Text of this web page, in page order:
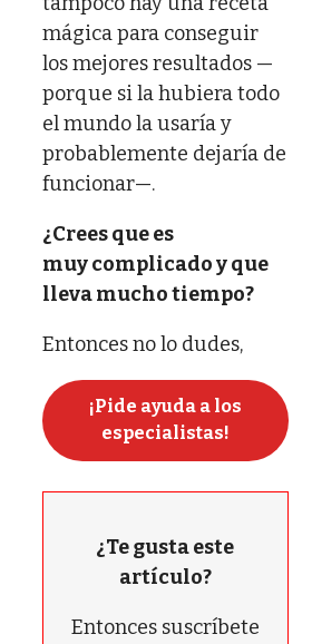
mágica para conseguir
los mejores resultados —
porque si la hubiera todo
el mundo la usaría y
probablemente dejaría de
funcionar—.
¿Crees que es
muy complicado y que
lleva mucho tiempo?
Entonces no lo dudes,
¡Pide ayuda a los
especialistas!
¿Te gusta este
artículo?
Entonces suscríbete